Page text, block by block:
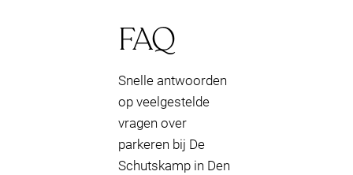
FAQ
Snelle antwoorden
op veelgestelde
vragen over
parkeren bij De
Schutskamp in Den